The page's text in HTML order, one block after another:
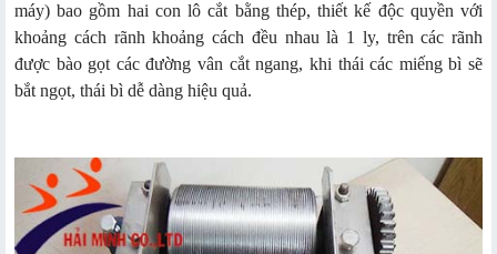
máy) bao gồm hai con lô cắt bằng thép, thiết kế độc quyền với
khoảng cách rãnh khoảng cách đều nhau là 1 ly, trên các rãnh
được bào gọt các đường vân cắt ngang, khi thái các miếng bì sẽ
bắt ngọt, thái bì dễ dàng hiệu quả.